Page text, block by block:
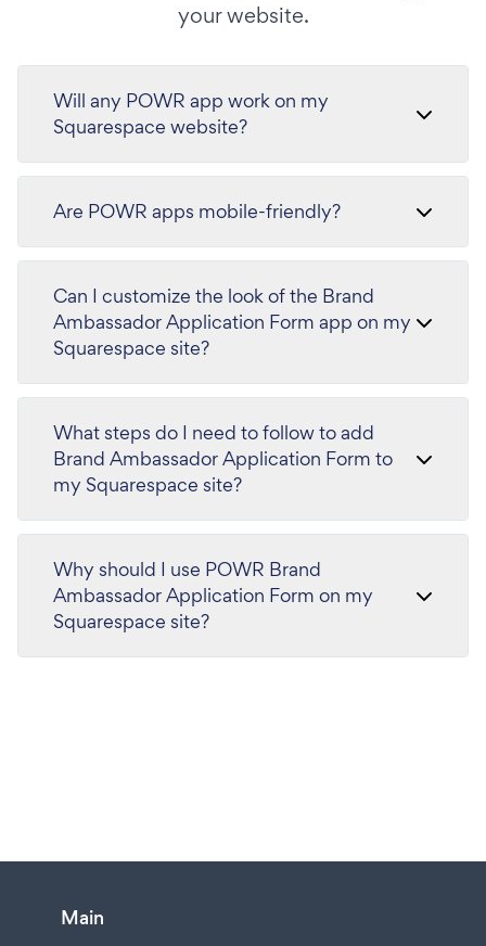
your website.
Will any POWR app work on my
Squarespace website?
Are POWR apps mobile-friendly?
Can I customize the look of the Brand
Ambassador Application Form app on my
Squarespace site?
What steps do I need to follow to add
Brand Ambassador Application Form to
my Squarespace site?
Why should I use POWR Brand
Ambassador Application Form on my
Squarespace site?
Main